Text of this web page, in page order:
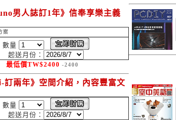
男人誌訂1年》信奉享樂主義
案
數量
起送月份：
最低價TW$2400 -2400
-訂兩年》空間介紹，內容豐富文
數量
起送月份：